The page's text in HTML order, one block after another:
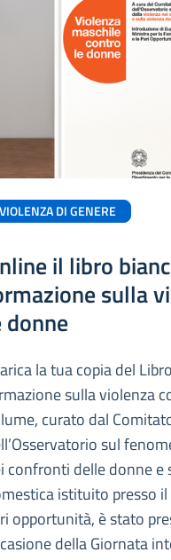
VIOLENZA DI GENERE
il libro
sulla
donne
la tua copia del
sulla violenza
curato dal
sul
confronti delle donne e
istituito presso
opportunità, è stato
della Giornata